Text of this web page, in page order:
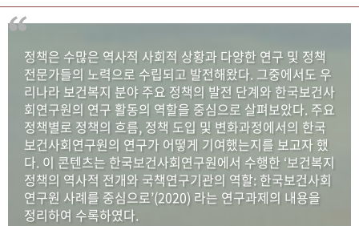
연구 역사
정책과 연구 키워드로 보는 연구 역사
연구자들
간행물 변천사
기록물 아카이브
사진 아카이브 문서 기록물 행정박물 영상 기록물
50+1주년 기념
정책은 수많은 역사적 사회적 상황과 다양한 연구 및 정책
전문가들의 노력으로 수립되고 발전해왔다. 그중에서도 우
리나라 보건복지 분야 주요 정책의 발전 단계와 한국보건사
회연구원의 연구 활동의 역할을 중심으로 살펴보았다. 주요
정책별로 정책의 흐름, 정책 도입 및 변화과정에서의 한국
보건사회연구원의 연구가 어떻게 기여했는지를 보고자 했
다. 이 콘텐츠는 한국보건사회연구원에서 수행한 ‘보건복지
정책의 역사적 전개와 국책연구기관의 역할: 한국보건사회
연구원 사례를 중심으로’(2020) 라는 연구과제의 내용을
정리하여 수록하였다.